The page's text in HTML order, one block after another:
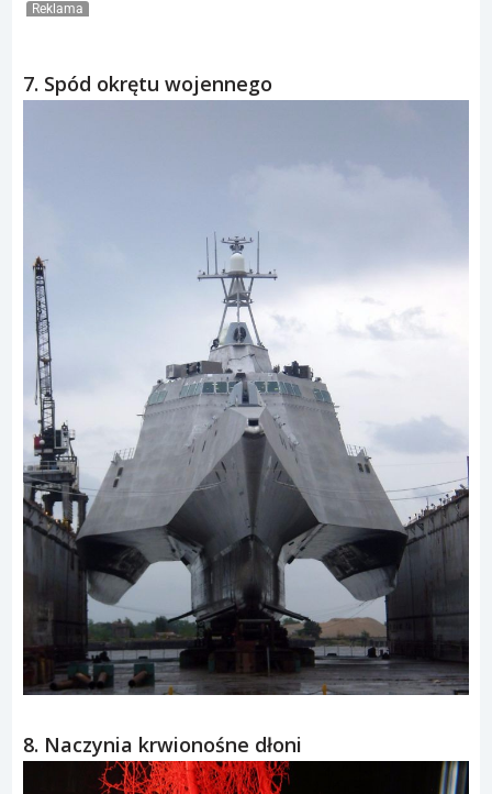
Reklama
7. Spód okrętu wojennego
8. Naczynia krwionośne dłoni